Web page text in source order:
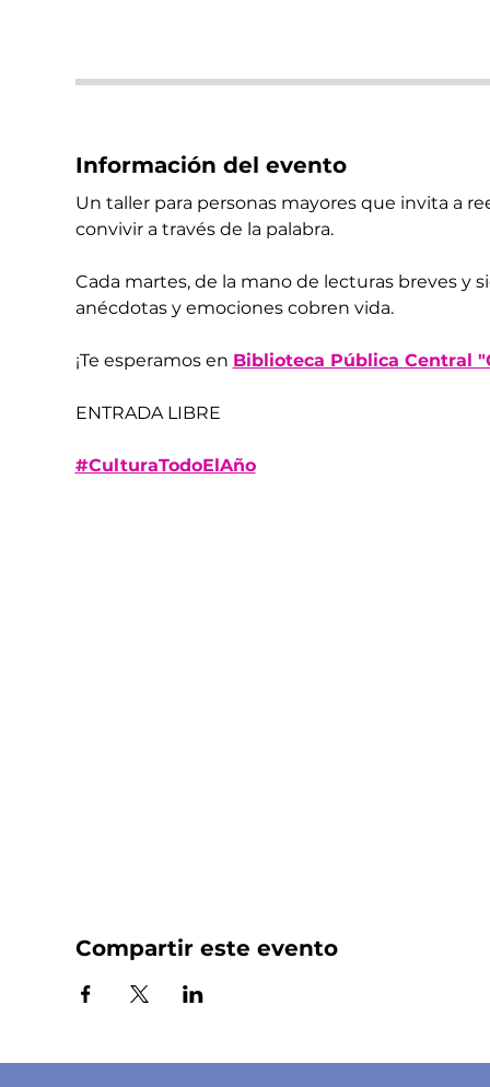
Información del evento
Un taller para personas mayores que invita a
convivir a través de la palabra.
Cada martes, de la mano de lecturas breves y
anécdotas y emociones cobren vida.
¡Te esperamos en Biblioteca Pública Central
ENTRADA LIBRE
#CulturaTodoElAño
Compartir este evento